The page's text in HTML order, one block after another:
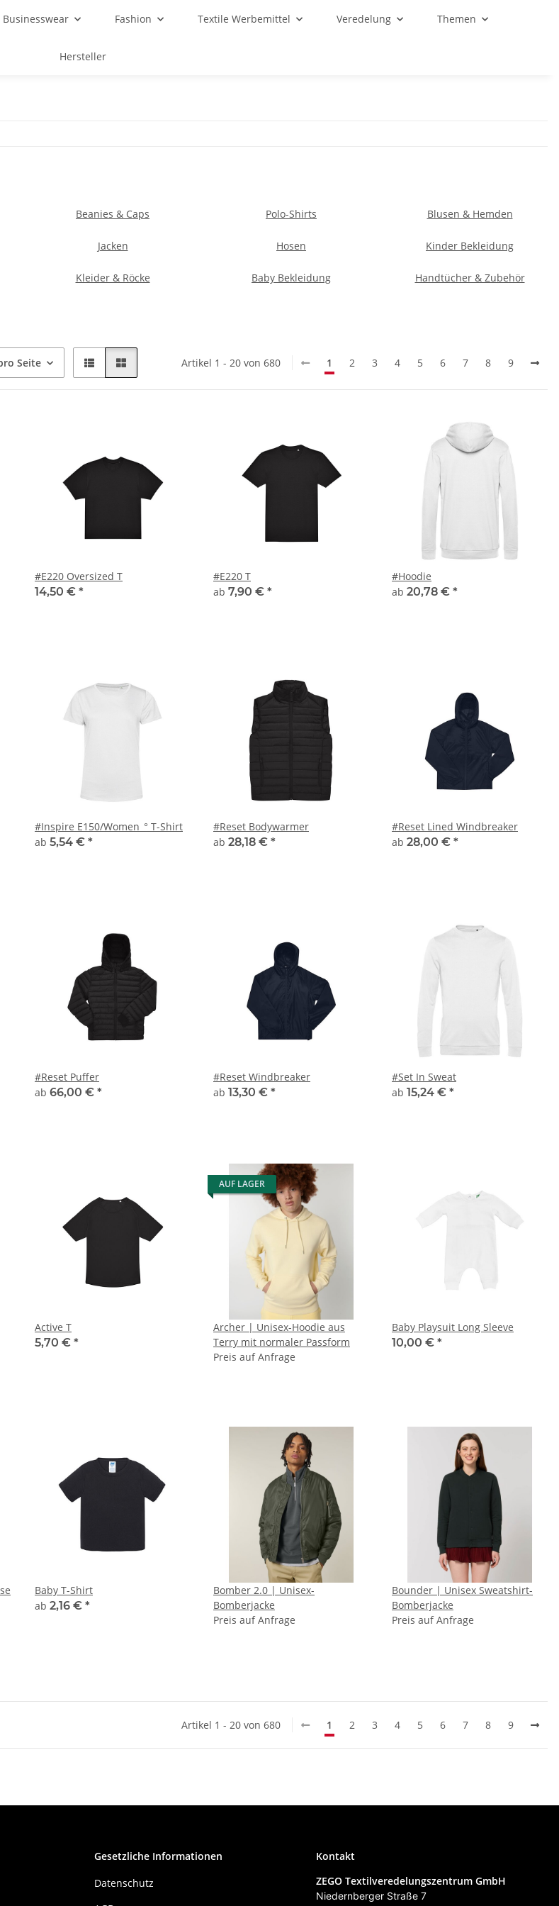
Businesswear Fashion Textile Werbemittel Veredelung Themen
Hersteller
Beanies & Caps Polo-Shirts Blusen & Hemden
Jacken Hosen Kinder Bekleidung
Kleider & Röcke Baby Bekleidung Handtücher & Zubehör
Seite Artikel 1 - 20 von 680 1 2 3 4 5 6 7 8 9
#E220 Oversized T
14,50 € *
#E220 T
ab 7,90 € *
#Hoodie
ab 20,78 € *
#Inspire E150/Women_° T-Shirt
ab 5,54 € *
#Reset Bodywarmer
ab 28,18 € *
#Reset Lined Windbreaker
ab 28,00 € *
#Reset Puffer
ab 66,00 € *
#Reset Windbreaker
ab 13,30 € *
#Set In Sweat
ab 15,24 € *
Active T
5,70 € *
AUF LAGER
Archer | Unisex-Hoodie aus
Terry mit normaler Passform
Preis auf Anfrage
Baby Playsuit Long Sleeve
10,00 € *
Baby T-Shirt
ab 2,16 € *
Bomber 2.0 | Unisex-
Bomberjacke
Preis auf Anfrage
Bounder | Unisex Sweatshirt-
Bomberjacke
Preis auf Anfrage
Artikel 1 - 20 von 680 1 2 3 4 5 6 7 8 9
Gesetzliche Informationen
Datenschutz
Kontakt
ZEGO Textilveredelungszentrum GmbH
Niedernberger Straße 7